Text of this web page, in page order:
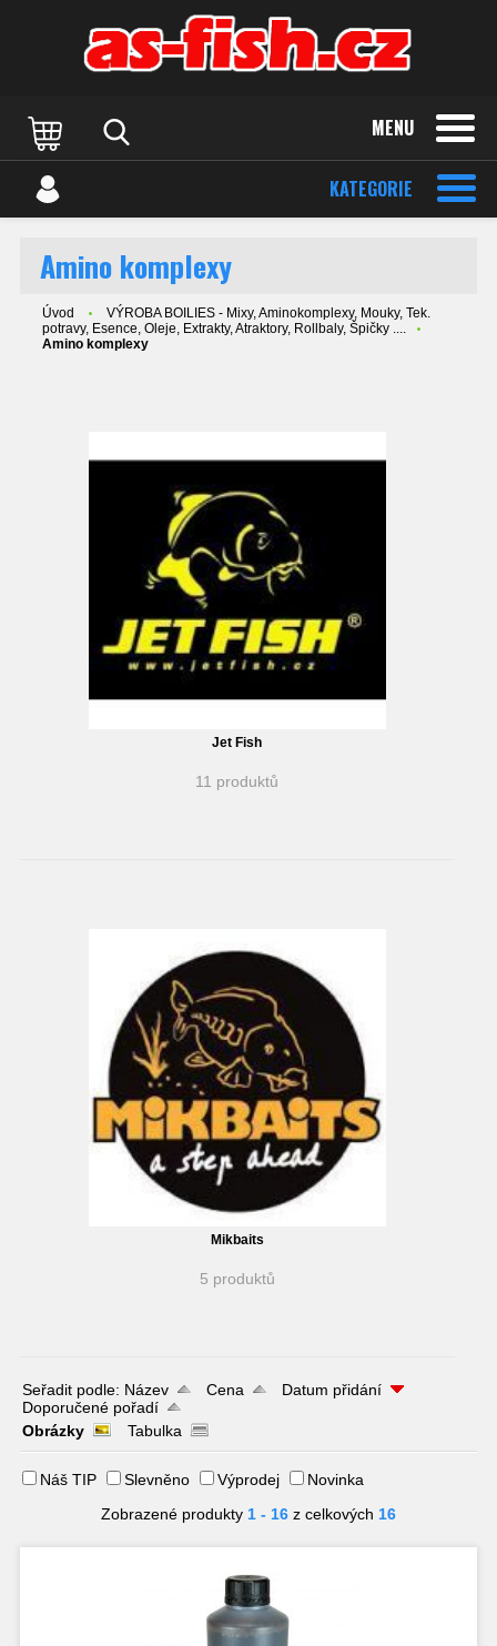
MENU
KATEGORIE
Amino komplexy
Úvod
VÝROBA BOILIES - Mixy, Aminokomplexy, Mouky, Tek.
potravy, Esence, Oleje, Extrakty, Atraktory, Rollbaly, Špičky ....
Amino komplexy
Jet Fish
11 produktů
Mikbaits
5 produktů
Seřadit podle: Název Cena
Datum přidání
Doporučené pořadí
Obrázky
Tabulka
Náš TIP Slevněno Výprodej
Novinka
Zobrazené produkty 1 - 16 z celkových 16